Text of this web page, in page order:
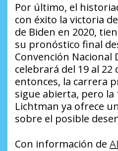
Por último, el
con éxito la victoria
de Biden en 2020,
su pronóstico final
Convención Nacional
celebrará del 19 al 22
entonces, la carrera
sigue abierta, pero
Lichtman ya ofrece
sobre el posible
Con información de